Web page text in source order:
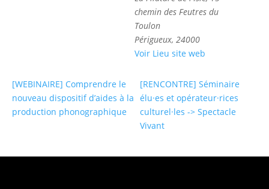
chemin des Feutres du
Toulon
Périgueux, 24000
Voir Lieu site web
[WEBINAIRE] Comprendre le
nouveau dispositif d’aides à la
production phonographique
[RENCONTRE] Séminaire
élu·es et opérateur·rices
culturel·les -> Spectacle
Vivant